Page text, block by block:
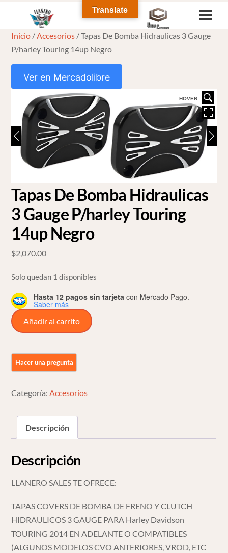
content
Inicio /Accesorios / Tapas De Bomba Hidraulicas 3 Gauge
P/harley Touring 14up Negro
Ver en Mercadolibre
HOVER
Tapas De Bomba Hidraulicas
3 Gauge P/harley Touring
14up Negro
$2,070.00
Solo quedan 1 disponibles
Hasta 12 pagos sin tarjeta con Mercado Pago.
Saber más
Tapas
De
Hidraulicas
3
P/harley
14up
Negro
Añadir al carrito
Categoría:Accesorios
Descripción
Descripción
LLANERO SALES TE OFRECE:
TAPAS COVERS DE BOMBA DE FRENO Y CLUTCH
HIDRAULICOS 3 GAUGE PARA Harley Davidson
TOURING 2014 EN ADELANTE O COMPATIBLES
(ALGUNOS MODELOS CVO ANTERIORES, VROD, ETC
Translate